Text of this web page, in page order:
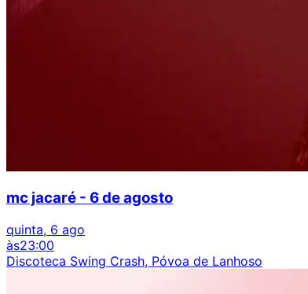
mc jacaré - 6 de agosto
quinta, 6 ago
às23:00
Discoteca Swing Crash, Póvoa de Lanhoso